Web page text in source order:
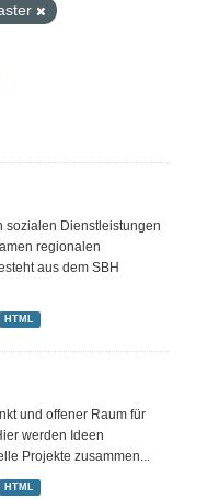
sozialen Dienstleistungen
regionalen
aus dem SBH
HTML
und offener Raum für
werden Ideen
Projekte zusammen...
HTML